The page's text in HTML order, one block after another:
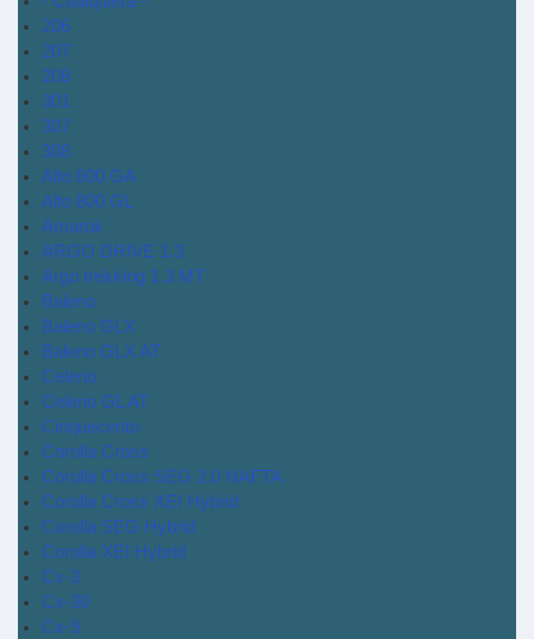
206
207
208
301
307
308
Alto 800 GA
Alto 800 GL
Amarok
ARGO DRIVE 1.3
Argo trekking 1.3 MT
Baleno
Baleno GLX
Baleno GLX AT
Celerio
Celerio GL AT
Cinquecento
Corolla Cross
Corolla Cross SEG 2.0 NAFTA
Corolla Cross XEI Hybrid
Corolla SEG Hybrid
Corolla XEI Hybrid
Cx-3
Cx-30
Cx-9